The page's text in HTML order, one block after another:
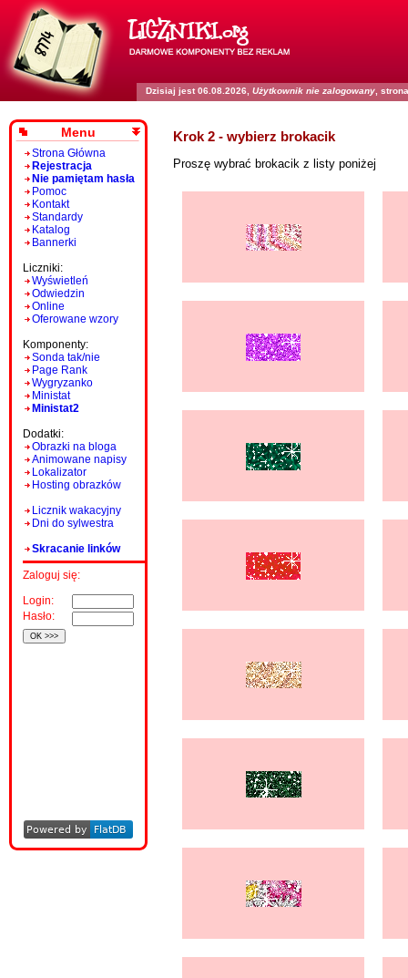
Dzisiaj jest 06.08.2026, Użytkownik nie zalogowany ,
Menu
Strona Główna
Rejestracja
Nie pamiętam hasła
Pomoc
Kontakt
Standardy
Katalog
Bannerki
Liczniki:
Wyświetleń
Odwiedzin
Online
Oferowane wzory
Komponenty:
Sonda tak/nie
Page Rank
Wygryzanko
Ministat
Ministat2
Dodatki:
Obrazki na bloga
Animowane napisy
Lokalizator
Hosting obrazków
Licznik wakacyjny
Dni do sylwestra
Skracanie linków
Zaloguj się:
Login:
Hasło:
Krok 2 - wybierz brokacik
Proszę wybrać brokacik z listy poniżej